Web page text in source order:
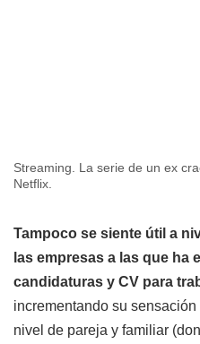
Streaming. La serie de un ex
Netflix.
Tampoco se siente útil a
las empresas a las que ha
candidaturas y CV para
incrementando su sensación
nivel de pareja y familiar